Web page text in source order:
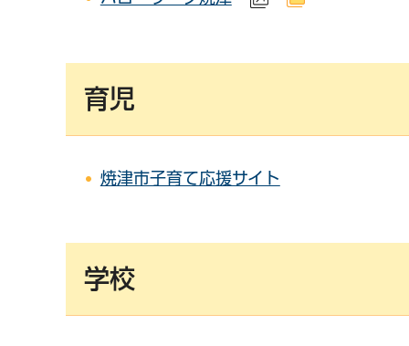
育児
焼津市子育て応援サイト
学校